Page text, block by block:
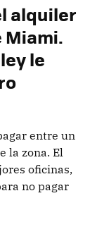
alquiler
Miami.
le
entre un
la zona. El
oficinas,
no pagar